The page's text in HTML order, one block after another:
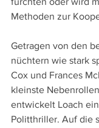
Methoden zur
Getragen von den
nüchtern wie stark
Cox und Frances
kleinste
entwickelt Loach
Politthriller. Auf die